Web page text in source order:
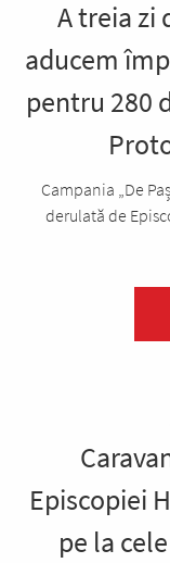
A treia zi
aducem
pentru 280
Campania „De
derulată de
Episcopiei
pe la